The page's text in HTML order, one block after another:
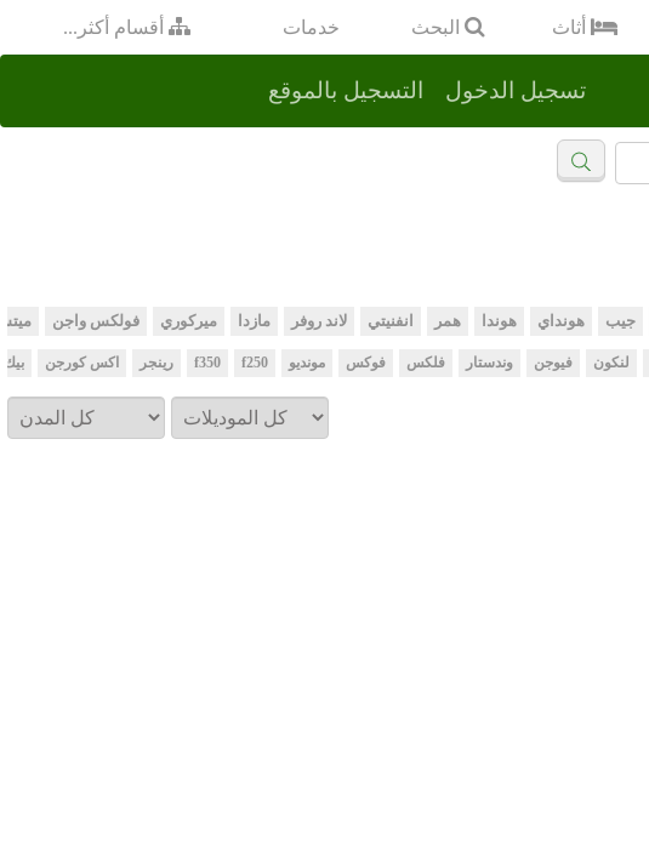
أثاث البحث خدمات أقسام أكثر...
التسجيل بالموقع تسجيل الدخول
جيب هونداي هوندا همر انفنيتي لاند روفر مازدا ميركوري فولكس واجن
لنكون فيوجن وندستار فلكس فوكس مونديو f250
f350 رينجر اكس كورجن